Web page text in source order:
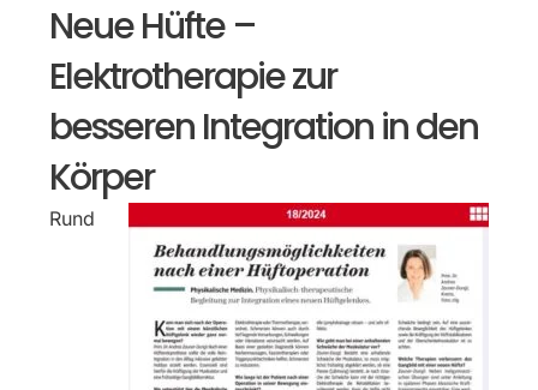
Neue Hüfte –
Elektrotherapie zur
besseren Integration in den
Körper
Rund